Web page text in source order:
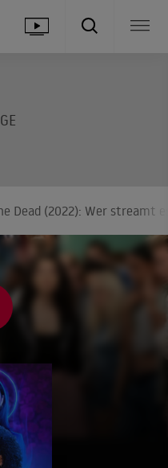
Dead (2022): Wer streamt